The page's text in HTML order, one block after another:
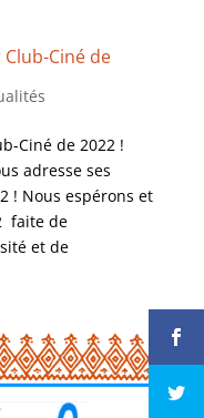
Ciné de
Ciné de 2022 !
adresse ses
! Nous espérons et
faite de
et de